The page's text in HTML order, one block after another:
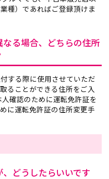
種）であればご登録頂けま
る場合、どちらの住所
する際に使用させていただ
ることができる住所をご入
確認のために運転免許証を
に運転免許証の住所変更手
どうしたらいいです